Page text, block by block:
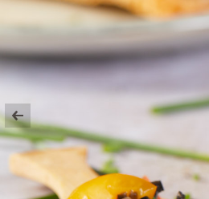
GASTRONOMÍA Y
CORPORATIVO Y MARCA
ARQUITECTURA E
SOBRE MI